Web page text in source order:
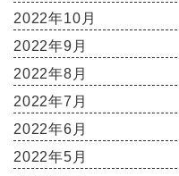
2022年10月
2022年9月
2022年8月
2022年7月
2022年6月
2022年5月